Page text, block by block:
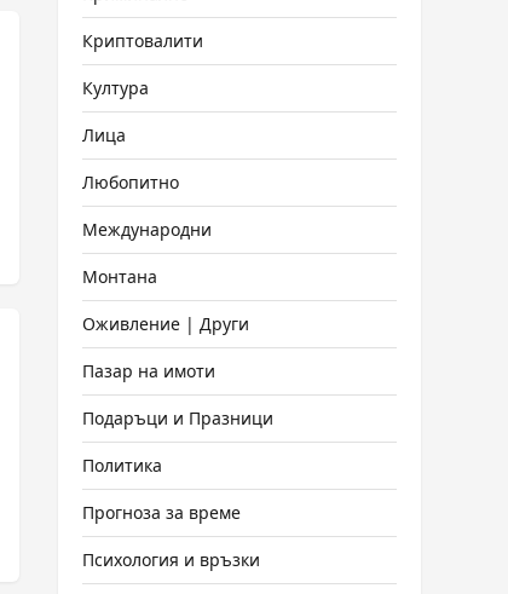
Криптовалити
Култура
Лица
Любопитно
Международни
Монтана
Оживление | Други
Пазар на имоти
Подаръци и Празници
Политика
Прогноза за време
Психология и връзки